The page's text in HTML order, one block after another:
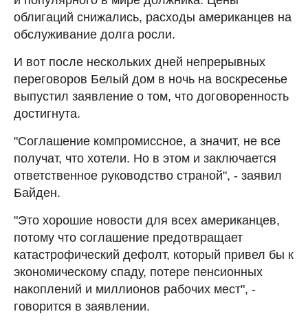
облигаций снижались, расходы американцев на
обслуживание долга росли.
И вот после нескольких дней непрерывных
переговоров Белый дом в ночь на воскресенье
выпустил заявление о том, что договоренность
достигнута.
"Соглашение компромиссное, а значит, не все
получат, что хотели. Но в этом и заключается
ответственное руководство страной", - заявил
Байден.
"Это хорошие новости для всех американцев,
потому что соглашение предотвращает
катастрофический дефолт, который привел бы к
экономическому спаду, потере пенсионных
накоплений и миллионов рабочих мест", -
говорится в заявлении.